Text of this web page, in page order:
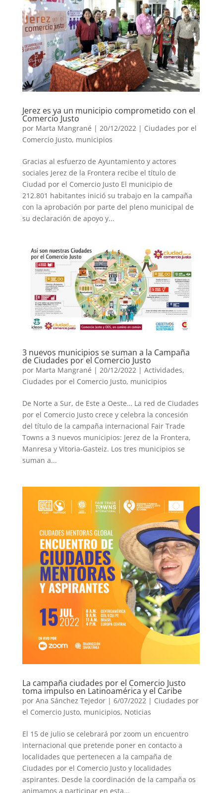
Jerez es ya un municipio comprometido con el
Comercio Justo
por Marta Mangrané | 20/12/2022 | Ciudades por el
Comercio Justo, municipios
Gracias al esfuerzo de Ayuntamiento y actores
sociales Jerez de la Frontera recibe el título de
Ciudad por el Comercio Justo El municipio de
212.801 habitantes inició su trabajo en la campaña
con la aprobación por parte del pleno municipal de
su declaración de apoyo y...
3 nuevos municipios se suman a la Campaña
de Ciudades por el Comercio Justo
por Marta Mangrané | 20/12/2022 | Actividades,
Ciudades por el Comercio Justo, municipios
De Norte a Sur, de Este a Oeste… La red de Ciudades
por el Comercio Justo crece y celebra la concesión
del título de la campaña internacional Fair Trade
Towns a 3 nuevos municipios: Jerez de la Frontera,
Manresa y Vitoria-Gasteiz. Los tres municipios se
suman a...
La campaña ciudades por el Comercio Justo
toma impulso en Latinoamérica y el Caribe
por Ana Sánchez Tejedor| 6/07/2022 | Ciudades por
el Comercio Justo, municipios, Noticias
El 15 de julio se celebrará por zoom un encuentro
internacional que pretende poner en contacto a
localidades que pertenecen a la campaña de
Ciudades por el Comercio Justo y localidades
aspirantes. Desde la coordinación de la campaña os
animamos a participar en esta...